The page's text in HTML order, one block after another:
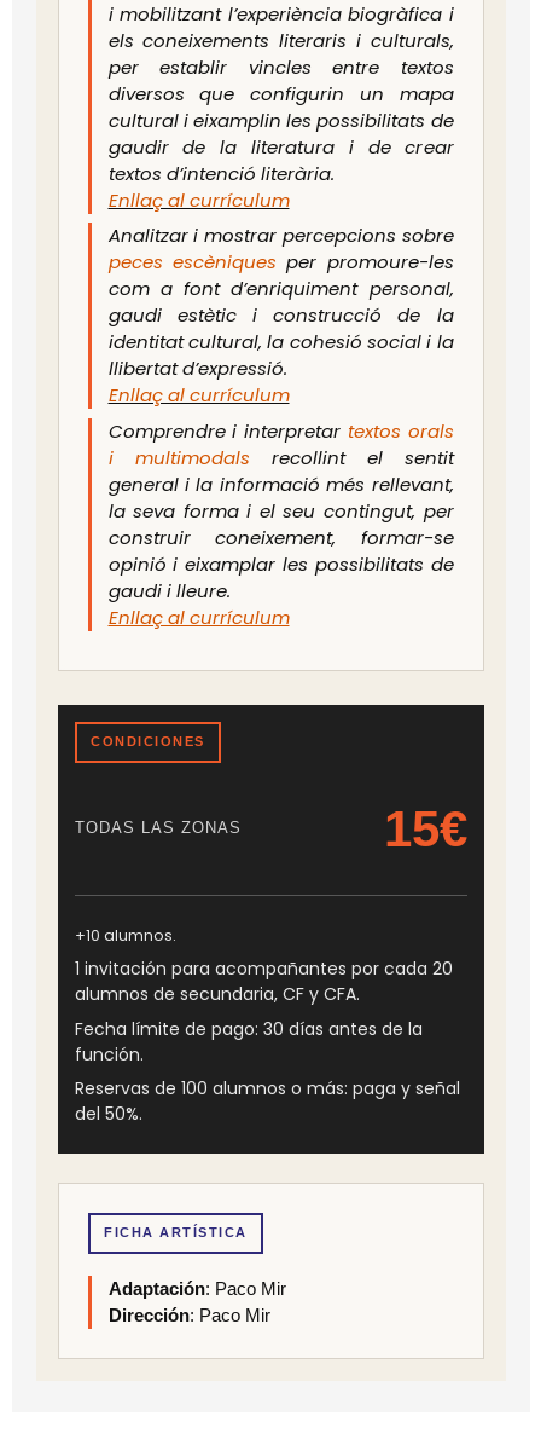
i mobilitzant l’experiència biogràfica i
els coneixements literaris i culturals,
per establir vincles entre textos
diversos que configurin un mapa
cultural i eixamplin les possibilitats de
gaudir de la literatura i de crear
textos d’intenció literària.
Enllaç al currículum
Analitzar i mostrar percepcions sobre
peces escèniques per promoure-les
com a font d’enriquiment personal,
gaudi estètic i construcció de la
identitat cultural, la cohesió social i la
llibertat d’expressió.
Enllaç al currículum
Comprendre i interpretar textos orals
i multimodals recollint el sentit
general i la informació més rellevant,
la seva forma i el seu contingut, per
construir coneixement, formar-se
opinió i eixamplar les possibilitats de
gaudi i lleure.
Enllaç al currículum
CONDICIONES
TODAS LAS ZONAS 15€
+10 alumnos.
1 invitación para acompañantes por cada 20
alumnos de secundaria, CF y CFA.
Fecha límite de pago: 30 días antes de la
función.
Reservas de 100 alumnos o más: paga y señal
del 50%.
FICHA ARTÍSTICA
Adaptación: Paco Mir
Dirección: Paco Mir